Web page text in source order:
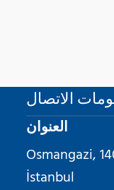
الاتصال
العنوان
Osmangazi,
İstanbul